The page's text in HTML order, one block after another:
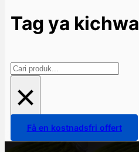
Tag ya kichwa
Search
×
Få en kostnadsfri offert